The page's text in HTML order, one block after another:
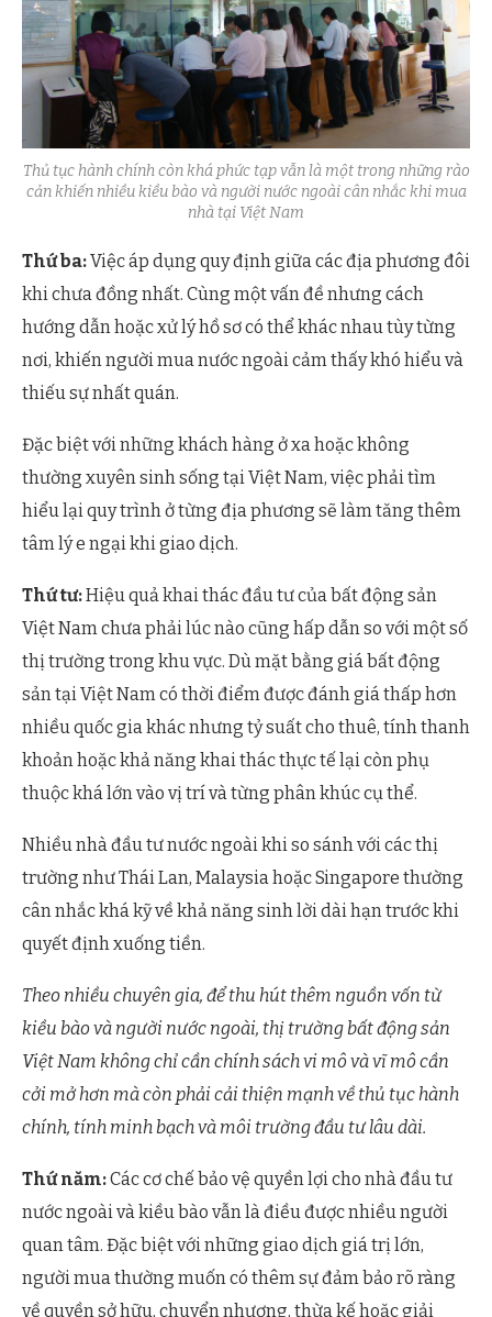
Thủ tục hành chính còn khá phức tạp vẫn là một trong những rào
cản khiến nhiều kiều bào và người nước ngoài cân nhắc khi mua
nhà tại Việt Nam
Thứ ba:Việc áp dụng quy định giữa các địa phương đôi
khi chưa đồng nhất. Cùng một vấn đề nhưng cách
hướng dẫn hoặc xử lý hồ sơ có thể khác nhau tùy từng
nơi, khiến người mua nước ngoài cảm thấy khó hiểu và
thiếu sự nhất quán.
Đặc biệt với những khách hàng ở xa hoặc không
thường xuyên sinh sống tại Việt Nam, việc phải tìm
hiểu lại quy trình ở từng địa phương sẽ làm tăng thêm
tâm lý e ngại khi giao dịch.
Thứ tư:Hiệu quả khai thác đầu tư của bất động sản
Việt Nam chưa phải lúc nào cũng hấp dẫn so với một số
thị trường trong khu vực. Dù mặt bằng giá bất động
sản tại Việt Nam có thời điểm được đánh giá thấp hơn
nhiều quốc gia khác nhưng tỷ suất cho thuê, tính thanh
khoản hoặc khả năng khai thác thực tế lại còn phụ
thuộc khá lớn vào vị trí và từng phân khúc cụ thể.
Nhiều nhà đầu tư nước ngoài khi so sánh với các thị
trường như Thái Lan, Malaysia hoặc Singapore thường
cân nhắc khá kỹ về khả năng sinh lời dài hạn trước khi
quyết định xuống tiền.
Theo nhiều chuyên gia, để thu hút thêm nguồn vốn từ
kiều bào và người nước ngoài, thị trường bất động sản
Việt Nam không chỉ cần chính sách vi mô và vĩ mô cần
cởi mở hơn mà còn phải cải thiện mạnh về thủ tục hành
chính, tính minh bạch và môi trường đầu tư lâu dài.
Thứ năm:Các cơ chế bảo vệ quyền lợi cho nhà đầu tư
nước ngoài và kiều bào vẫn là điều được nhiều người
quan tâm. Đặc biệt với những giao dịch giá trị lớn,
người mua thường muốn có thêm sự đảm bảo rõ ràng
về quyền sở hữu, chuyển nhượng, thừa kế hoặc giải